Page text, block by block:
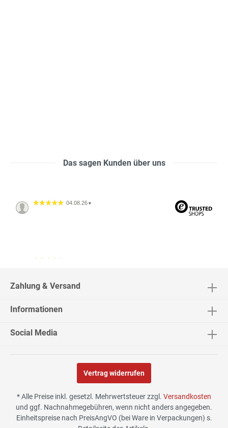
Das sagen Kunden über uns
04.08.26 ▼
30.07.26▼
Zahlung & Versand
Informationen
Social Media
Vertrag widerrufen
* Alle Preise inkl. gesetzl. Mehrwertsteuer zzgl. Versandkosten
und ggf. Nachnahmegebühren, wenn nicht anders angegeben.
Einheitspreise nach PreisAngVO (bei Ware in Verpackungen) s.